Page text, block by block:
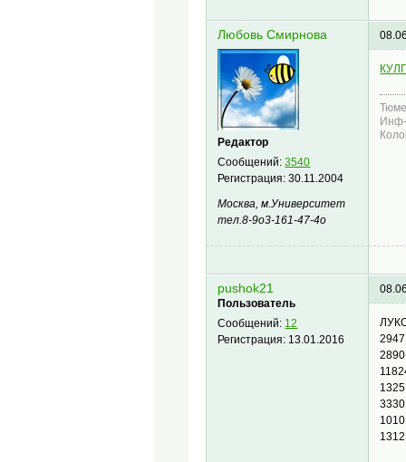
Любовь Смирнова
Редактор
Сообщений:3540
Регистрация:30.11.2004
Москва, м.Университет
тел.8-9о3-161-47-4о
pushok21
Пользователь
Сообщений: 12
Регистрация: 13.01.2016